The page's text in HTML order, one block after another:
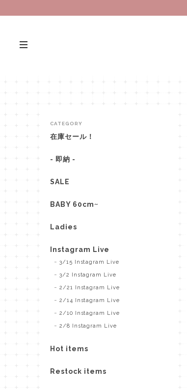
CATEGORY
在庫セール！
- 即納 -
SALE
BABY 60cm~
Ladies
Instagram Live
3/15 Instagram Live
3/2 Instagram Live
2/21 Instagram Live
2/14 Instagram Live
2/10 Instagram Live
2/8 Instagram Live
Hot items
Restock items